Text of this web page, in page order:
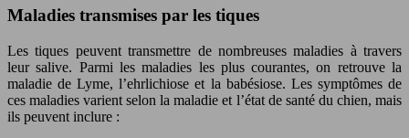
Maladies transmises par les tiques
Les tiques peuvent transmettre de nombreuses maladies à travers
leur salive. Parmi les maladies les plus courantes, on retrouve la
maladie de Lyme, l’ehrlichiose et la babésiose. Les symptômes de
ces maladies varient selon la maladie et l’état de santé du chien, mais
ils peuvent inclure :